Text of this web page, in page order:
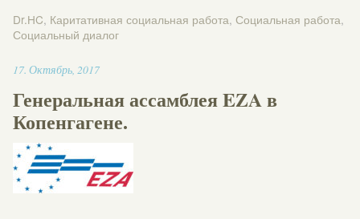
Dr.HC, Каритативная социальная работа, Социальная работа,
Социальный диалог
17. Октябрь, 201712:46
Генеральная ассамблея EZA в
Копенгагене.